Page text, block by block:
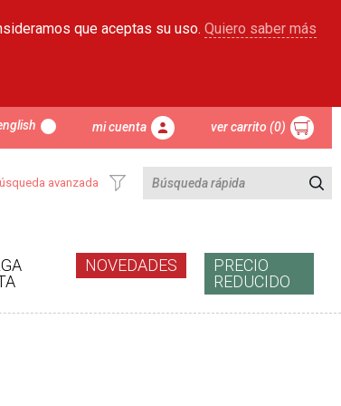
que aceptas su uso. Quiero saber más
mi cuenta ver carrito (0)
avanzada
NOVEDADES
PRECIO
REDUCIDO